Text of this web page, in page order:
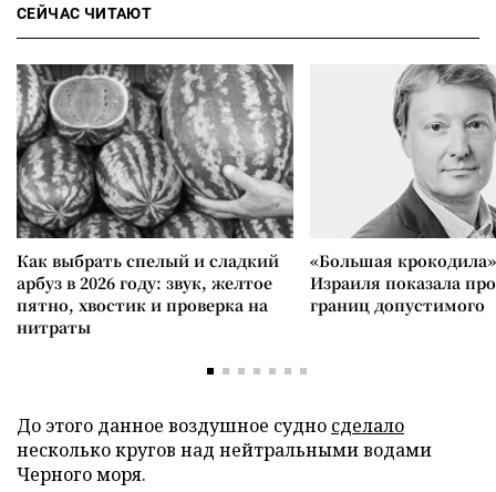
СЕЙЧАС ЧИТАЮТ
Как выбрать спелый и сладкий
арбуз в 2026 году: звук, желтое
пятно, хвостик и проверка на
нитраты
«Большая
Израиля показала
границ допустимого
До этого данное воздушное судно сделало
несколько кругов над нейтральными водами
Черного моря.